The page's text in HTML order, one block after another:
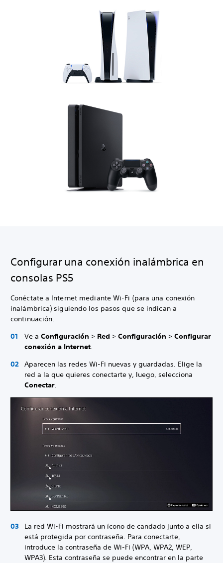
Configurar una conexión inalámbrica en
consolas PS5
Conéctate a Internet mediante Wi-Fi (para una conexión
inalámbrica) siguiendo los pasos que se indican a
continuación.
Ve a Configuración > Red > Configuración > Configurar
conexión a Internet.
Aparecen las redes Wi-Fi nuevas y guardadas. Elige la
red a la que quieres conectarte y, luego, selecciona
Conectar.
La red Wi-Fi mostrará un ícono de candado junto a ella si
está protegida por contraseña. Para conectarte,
introduce la contraseña de Wi-Fi (WPA, WPA2, WEP,
WPA3). Esta contraseña se puede encontrar en la parte